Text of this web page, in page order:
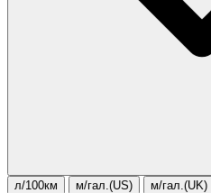
л/100км м/гал.(US) м/гал.(UK)